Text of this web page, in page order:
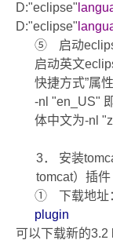
D:"eclipse"
D:"eclipse"
⑤
启动
启动英文
快捷方式”属性
-nl "en_US"
体中文为-nl
3． 安装
tomcat）插件
①
下载地址
plugin
可以下载新的3.2